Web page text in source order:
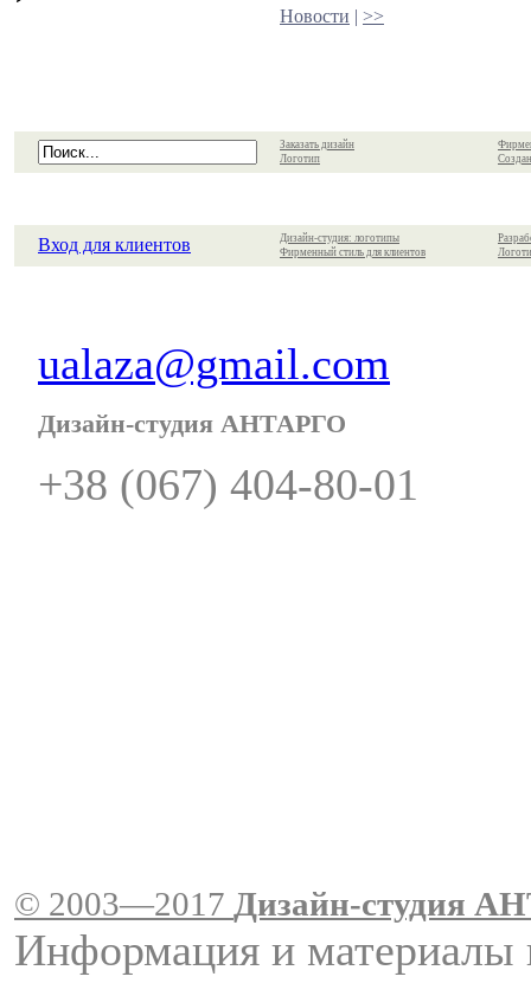
Новости | >>
Заказать дизайн
Логотип
Вход для клиентов
Дизайн-студия: логотипы
Фирменный стиль для клиентов
ualaza@gmail.com
Дизайн-студия АНТАРГО
+38 (067) 404-80-01
© 2003—2017 Дизайн-студия
Информация и материалы